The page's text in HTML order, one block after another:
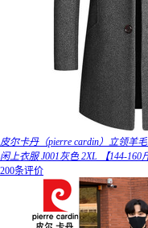
皮尔卡丹（pierre cardin）立领羊
闲上衣服 J001灰色 2XL 【144-160
200条评价